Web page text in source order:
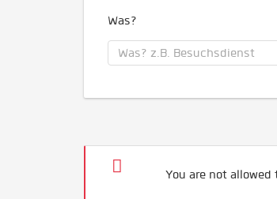
Was?
You are not allowed